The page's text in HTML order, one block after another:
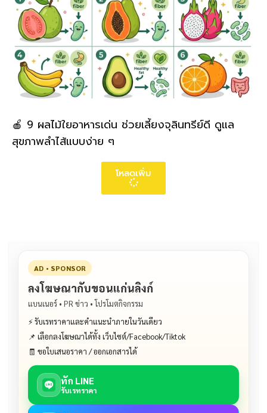
🍎 9 ผลไม้ใยอาหารเด่น ช่วยเลี้ยงจุลินทรีย์ดี ดูแล
สุขภาพลำไส้แบบง่าย ๆ
โหลดเพิ่ม
AD • SPONSOR
ลงโฆษณากับขอนแก่นลิงก์
แบนเนอร์ • PR ข่าว • โปรโมตกิจกรรม
⚡ รับเรทราคาและคำแนะนำภายในวันเดียว
📌 เลือกลงโฆษณาได้ทั้ง เว็บไซต์/Facebook/Tiktok
🧾 ขอใบเสนอราคา / ออกเอกสารได้
ทัก LINE
รับเรทราคา